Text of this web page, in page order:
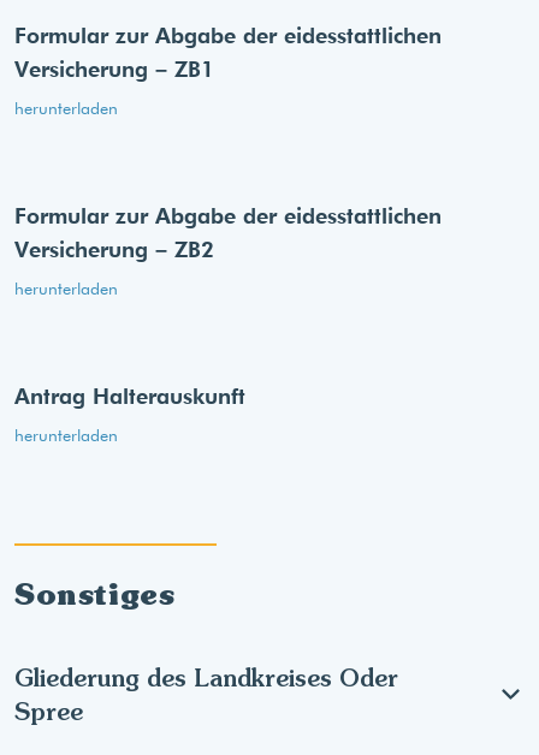
Formular zur Abgabe der eides­stattlichen
Versicherung – ZB1
herunterladen
Formular zur Abgabe der eides­stattlichen
Versicherung – ZB2
herunterladen
Antrag Halterauskunft
herunterladen
Sonstiges
Gliederung des Landkreises Oder
Spree